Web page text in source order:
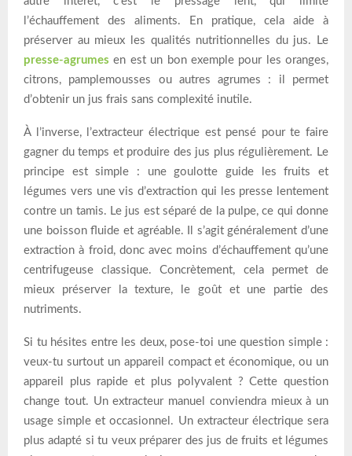
l’échauffement des aliments. En pratique, cela aide à
préserver au mieux les qualités nutritionnelles du jus. Le
presse-agrumes en est un bon exemple pour les oranges,
citrons, pamplemousses ou autres agrumes : il permet
d’obtenir un jus frais sans complexité inutile.
À l’inverse, l’extracteur électrique est pensé pour te faire
gagner du temps et produire des jus plus régulièrement. Le
principe est simple : une goulotte guide les fruits et
légumes vers une vis d’extraction qui les presse lentement
contre un tamis. Le jus est séparé de la pulpe, ce qui donne
une boisson fluide et agréable. Il s’agit généralement d’une
extraction à froid, donc avec moins d’échauffement qu’une
centrifugeuse classique. Concrètement, cela permet de
mieux préserver la texture, le goût et une partie des
nutriments.
Si tu hésites entre les deux, pose-toi une question simple :
veux-tu surtout un appareil compact et économique, ou un
appareil plus rapide et plus polyvalent ? Cette question
change tout. Un extracteur manuel conviendra mieux à un
usage simple et occasionnel. Un extracteur électrique sera
plus adapté si tu veux préparer des jus de fruits et légumes